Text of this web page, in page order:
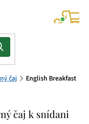
čaj
English Breakfast
čaj k snídani